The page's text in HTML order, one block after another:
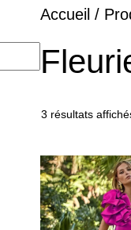
Accueil /
3 résultats